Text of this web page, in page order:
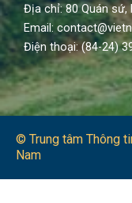
Địa chỉ: 80 Quán sứ,
Email:
Điện thoại: (84-24)
© Trung tâm Thông
Nam